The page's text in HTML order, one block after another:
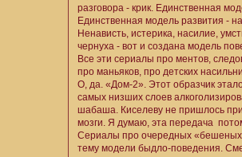
разговора - крик. Единственная
Единственная модель развития -
Ненависть, истерика, насилие,
чернуха - вот и создана модель
Все эти сериалы про ментов,
про маньяков, про детских
О, да. «Дом-2». Этот образчик
самых низших слоев
шабаша. Киселеву не пришлось
мозги. Я думаю, эта передача
Сериалы про очередных
тему модели быдло-поведения.